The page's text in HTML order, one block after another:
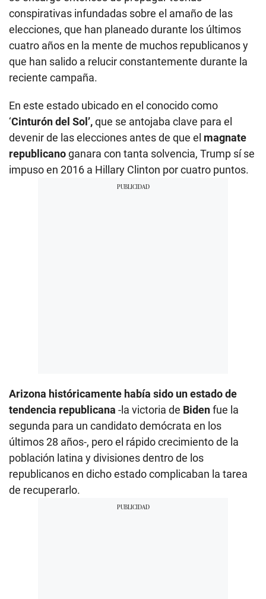
conspirativas infundadas sobre el amaño de las
elecciones, que han planeado durante los últimos
cuatro años en la mente de muchos republicanos y
que han salido a relucir constantemente durante la
reciente campaña.
En este estado ubicado en el conocido como
‘Cinturón del Sol’,que se antojaba clave para el
devenir de las elecciones antes de que el magnate
republicanoganara con tanta solvencia, Trump sí se
impuso en 2016 a Hillary Clinton por cuatro puntos.
Arizona históricamente había sido un estado de
tendencia republicana -la victoria de Bidenfue la
segunda para un candidato demócrata en los
últimos 28 años-, pero el rápido crecimiento de la
población latina y divisiones dentro de los
republicanos en dicho estado complicaban la tarea
de recuperarlo.